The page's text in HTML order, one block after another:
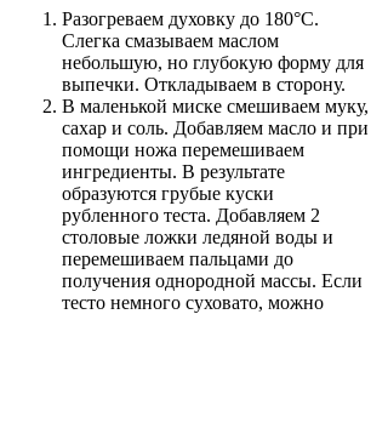
Разогреваем духовку до 180°C.
Слегка смазываем маслом
небольшую, но глубокую форму для
выпечки. Откладываем в сторону.
В маленькой миске смешиваем муку,
сахар и соль. Добавляем масло и при
помощи ножа перемешиваем
ингредиенты. В результате
образуются грубые куски
рубленного теста. Добавляем 2
столовые ложки ледяной воды и
перемешиваем пальцами до
получения однородной массы. Если
тесто немного суховато, можно